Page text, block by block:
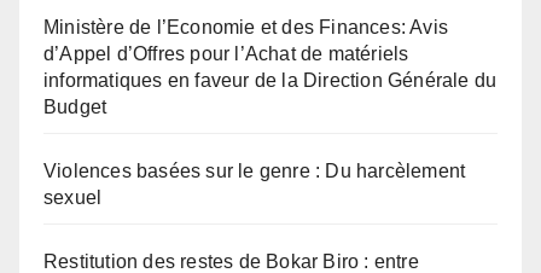
Ministère de l’Economie et des Finances: Avis
d’Appel d’Offres pour l’Achat de matériels
informatiques en faveur de la Direction Générale du
Budget
Violences basées sur le genre : Du harcèlement
sexuel
Restitution des restes de Bokar Biro : entre